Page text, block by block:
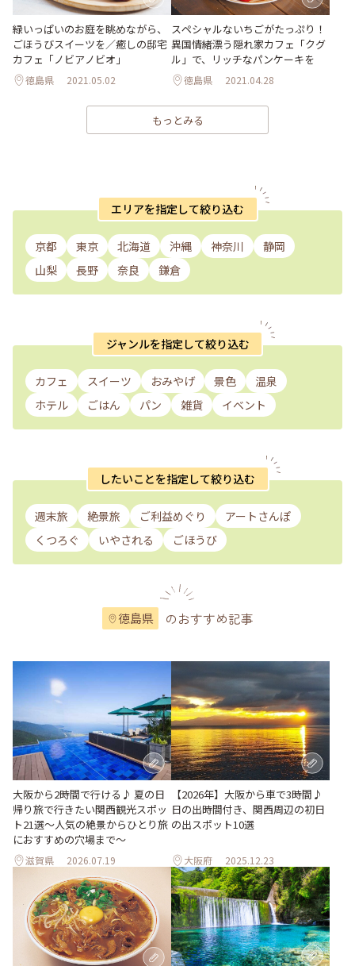
緑いっぱいのお庭を眺めながら、
ごほうびスイーツを／癒しの邸宅
カフェ「ノビアノビオ」
徳島県 2021.05.02
スペシャルないちごがたっぷり！
異国情緒漂う隠れ家カフェ「クグ
ル」で、リッチなパンケーキを
徳島県 2021.04.28
もっとみる
エリアを指定して絞り込む
京都 東京 北海道 沖縄 神奈川
静岡
山梨
長野 奈良 鎌倉
ジャンルを指定して絞り込む
カフェ スイーツ おみやげ 景色
温泉
ホテル
ごはん パン 雑貨 イベント
したいことを指定して絞り込む
週末旅 絶景旅 ご利益めぐり
アートさんぽ
くつろぐ
いやされる ごほうび
徳島県 のおすすめ記事
大阪から2時間で行ける♪ 夏の日
帰り旅で行きたい関西観光スポッ
ト21選～人気の絶景からひとり旅
におすすめの穴場まで～
滋賀県 2026.07.19
【2026年】大阪から車で3時間♪
日の出時間付き、関西周辺の初日
の出スポット10選
大阪府 2025.12.23